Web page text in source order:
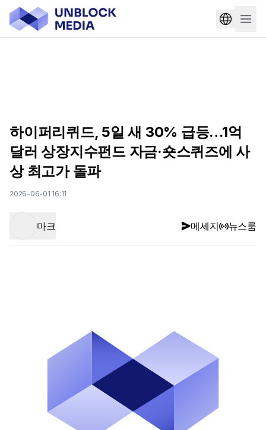
하이퍼리퀴드, 5일 새 30% 급등…1억
달러 상장지수펀드 자금·숏스퀴즈에 사
상 최고가 돌파
2026-06-01 16:11
마크 메세지 뉴스룸